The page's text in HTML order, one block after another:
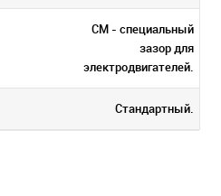
CM - специальный
зазор для
электродвигателей.
Стандартный.